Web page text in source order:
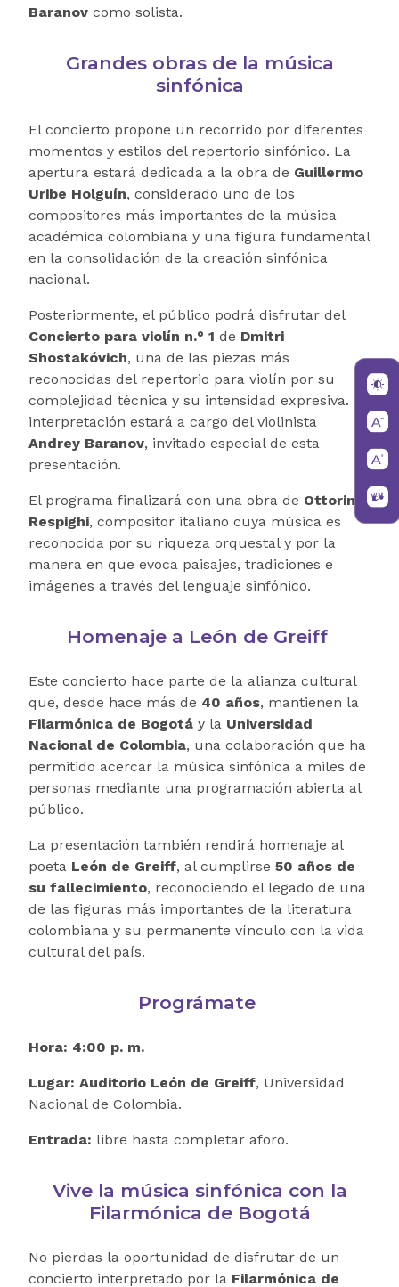
Baranov como solista.
Grandes obras de la música
sinfónica
El concierto propone un recorrido por diferentes
momentos y estilos del repertorio sinfónico. La
apertura estará dedicada a la obra de Guillermo
Uribe Holguín, considerado uno de los
compositores más importantes de la música
académica colombiana y una figura fundamental
en la consolidación de la creación sinfónica
nacional.
Posteriormente, el público podrá disfrutar del
Concierto para violín n.° 1 de Dmitri
Shostakóvich, una de las piezas más
reconocidas del repertorio para violín por su
complejidad técnica y su intensidad expresiva. La
interpretación estará a cargo del violinista
Andrey Baranov, invitado especial de esta
presentación.
El programa finalizará con una obra de Ottorino
Respighi, compositor italiano cuya música es
reconocida por su riqueza orquestal y por la
manera en que evoca paisajes, tradiciones e
imágenes a través del lenguaje sinfónico.
Homenaje a León de Greiff
Este concierto hace parte de la alianza cultural
que, desde hace más de 40 años, mantienen la
Filarmónica de Bogotá y la Universidad
Nacional de Colombia, una colaboración que ha
permitido acercar la música sinfónica a miles de
personas mediante una programación abierta al
público.
La presentación también rendirá homenaje al
poeta León de Greiff, al cumplirse 50 años de
su fallecimiento, reconociendo el legado de una
de las figuras más importantes de la literatura
colombiana y su permanente vínculo con la vida
cultural del país.
Prográmate
Hora: 4:00 p. m.
Lugar: Auditorio León de Greiff, Universidad
Nacional de Colombia.
Entrada: libre hasta completar aforo.
Vive la música sinfónica con la
Filarmónica de Bogotá
No pierdas la oportunidad de disfrutar de un
concierto interpretado por la Filarmónica de